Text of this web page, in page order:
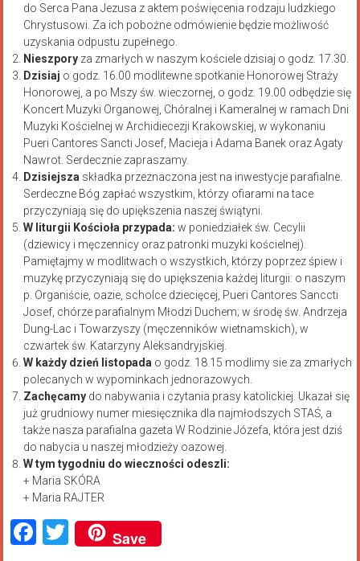
do Serca Pana Jezusa z aktem poświęcenia rodzaju ludzkiego
Chrystusowi. Za ich pobożne odmówienie będzie możliwość
uzyskania odpustu zupełnego.
Nieszporyza zmarłych w naszym kościele dzisiaj o godz. 17.30.
Dzisiaj o godz. 16.00 modlitewne spotkanie Honorowej Straży
Honorowej, a po Mszy św. wieczornej, o godz. 19.00 odbędzie się
Koncert Muzyki Organowej, Chóralnej i Kameralnej w ramach Dni
Muzyki Kościelnej w Archidiecezji Krakowskiej, w wykonaniu
Pueri Cantores Sancti Josef, Macieja i Adama Banek oraz Agaty
Nawrot. Serdecznie zapraszamy.
Dzisiejsza składka przeznaczona jest na inwestycje parafialne.
Serdeczne Bóg zapłać wszystkim, którzy ofiarami na tace
przyczyniają się do upiększenia naszej świątyni.
W liturgii Kościoła przypada: w poniedziałek św. Cecylii
(dziewicy i męczennicy oraz patronki muzyki kościelnej).
Pamiętajmy w modlitwach o wszystkich, którzy poprzez śpiew i
muzykę przyczyniają się do upiększenia każdej liturgii: o naszym
p. Organiście, oazie, scholce dziecięcej, Pueri Cantores Sanccti
Josef, chórze parafialnym Młodzi Duchem; w środę św. Andrzeja
Dung-Lac i Towarzyszy (męczenników wietnamskich), w
czwartek św. Katarzyny Aleksandryjskiej.
W każdy dzień listopada o godz. 18.15 modlimy sie za zmarłych
polecanych w wypominkach jednorazowych.
Zachęcamydo nabywania i czytania prasy katolickiej. Ukazał się
już grudniowy numer miesięcznika dla najmłodszych STAŚ, a
także nasza parafialna gazeta W Rodzinie Józefa, która jest dziś
do nabycia u naszej młodzieży oazowej.
W tym tygodniu do wieczności odeszli:
+ Maria SKÓRA
+ Maria RAJTER
Facebook
Twitter
Save